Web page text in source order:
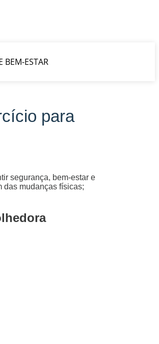
BEM-ESTAR
para
segurança, bem-estar e
das mudanças físicas;